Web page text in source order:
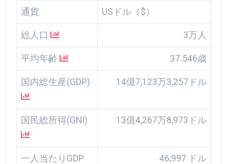
通貨 USドル（$）
総人口 3万人
平均年齢 37.546歳
国内総生産(GDP) 14億7,123万3,257ドル
国民総所得(GNI) 13億4,267万8,973ドル
一人当たりGDP 46,997 ドル